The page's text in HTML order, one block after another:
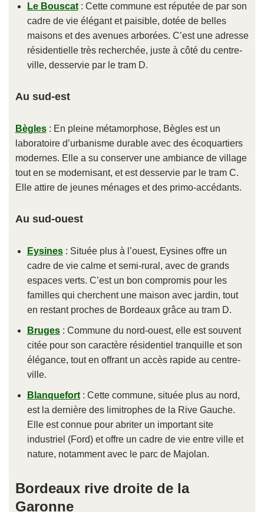
Le Bouscat: Cette commune est réputée de par son
cadre de vie élégant et paisible, dotée de belles
maisons et des avenues arborées. C’est une adresse
résidentielle très recherchée, juste à côté du centre-
ville, desservie par le tram D.
Au sud-est
Bègles: En pleine métamorphose, Bègles est un
laboratoire d’urbanisme durable avec des écoquartiers
modernes. Elle a su conserver une ambiance de village
tout en se modernisant, et est desservie par le tram C.
Elle attire de jeunes ménages et des primo-accédants.
Au sud-ouest
Eysines: Située plus à l’ouest, Eysines offre un
cadre de vie calme et semi-rural, avec de grands
espaces verts. C’est un bon compromis pour les
familles qui cherchent une maison avec jardin, tout
en restant proches de Bordeaux grâce au tram D.
Bruges: Commune du nord-ouest, elle est souvent
citée pour son caractère résidentiel tranquille et son
élégance, tout en offrant un accès rapide au centre-
ville.
Blanquefort: Cette commune, située plus au nord,
est la dernière des limitrophes de la Rive Gauche.
Elle est connue pour abriter un important site
industriel (Ford) et offre un cadre de vie entre ville et
nature, notamment avec le parc de Majolan.
Bordeaux rive droite de la
Garonne